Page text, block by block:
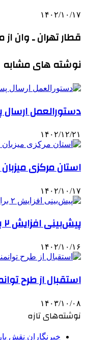
۱۴۰۲/۱۰/۱۷
قطار تهران ـ وان
نوشته های مشابه
دستورالعمل
۱۴۰۲/۱۲/۲۱
استان مرکزی
۱۴۰۲/۱۰/۱۷
پیش‌بینی افزایش ۲ برابری سهم صادرات تعاونی‌ها
۱۴۰۲/۱۰/۱۶
استقبال از طرح توانمندسازی ۲۰۲۰
۱۴۰۳/۱۰/۰۸
نوشته‌های تازه
خبرنگاران نقش